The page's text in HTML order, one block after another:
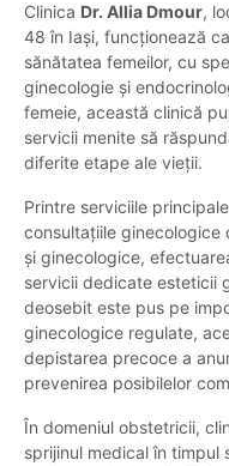
Clinica Dr. Allia Dmour,
48 în Iași, funcționează
sănătatea femeilor, cu
ginecologie și
femeie, această clinică
servicii menite să
diferite etape ale vieții.
Printre serviciile
consultațiile
și ginecologice,
servicii dedicate esteticii
deosebit este pus pe
ginecologice regulate,
depistarea precoce a
prevenirea posibilelor
În domeniul obstetricii,
sprijinul medical în timpul